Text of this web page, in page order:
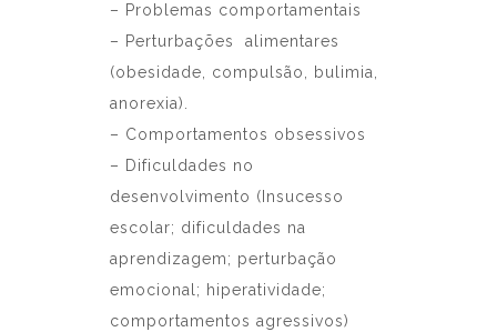
– Problemas comportamentais
– Perturbações alimentares
(obesidade, compulsão, bulimia,
anorexia).
– Comportamentos obsessivos
– Dificuldades no
desenvolvimento (Insucesso
escolar; dificuldades na
aprendizagem; perturbação
emocional; hiperatividade;
comportamentos agressivos)